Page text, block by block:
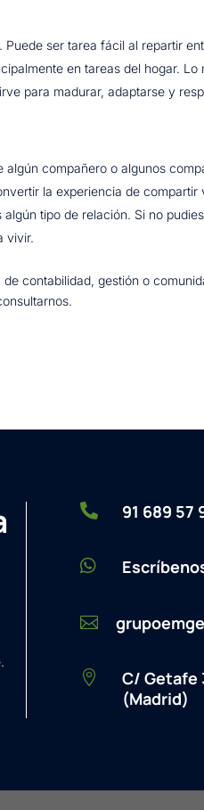
ser tarea fácil al repartir
en tareas del hogar.
para madurar, adaptarse y
algún compañero o algunos
la experiencia de
tipo de relación. Si no
vivir.
contabilidad, gestión o
 91 689 57



C/ Getafe
(Madrid)